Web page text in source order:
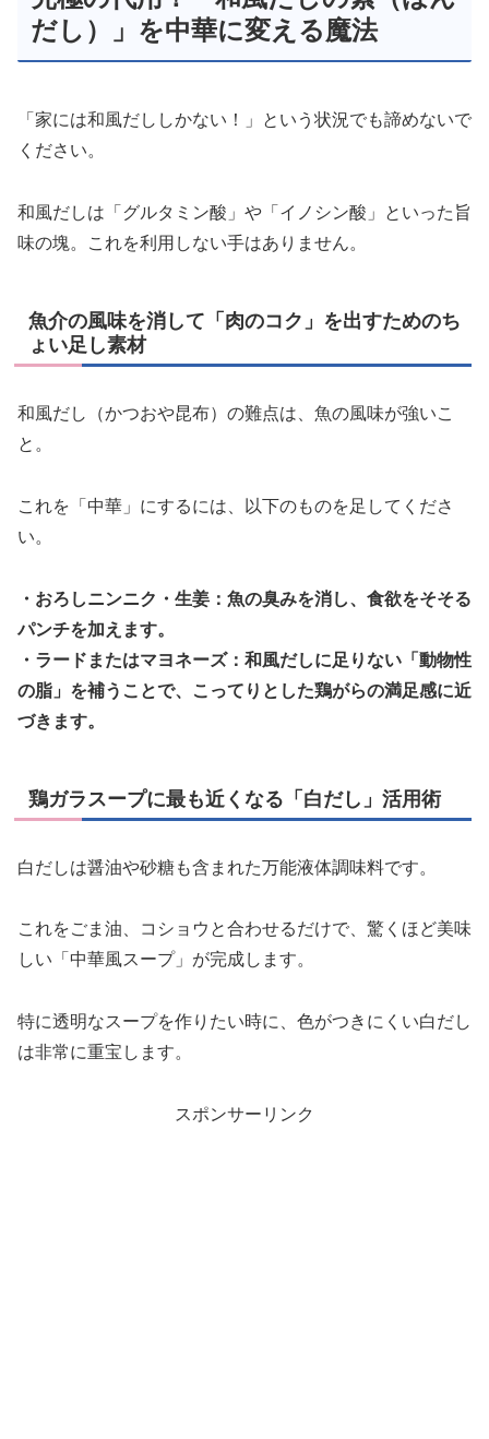
だし）」を中華に変える魔法
「家には和風だししかない！」という状況でも諦めないで
ください。
和風だしは「グルタミン酸」や「イノシン酸」といった旨
味の塊。これを利用しない手はありません。
魚介の風味を消して「肉のコク」を出すためのち
ょい足し素材
和風だし（かつおや昆布）の難点は、魚の風味が強いこ
と。
これを「中華」にするには、以下のものを足してくださ
い。
・おろしニンニク・生姜：魚の臭みを消し、食欲をそそる
パンチを加えます。
・ラードまたはマヨネーズ：和風だしに足りない「動物性
の脂」を補うことで、こってりとした鶏がらの満足感に近
づきます。
鶏ガラスープに最も近くなる「白だし」活用術
白だしは醤油や砂糖も含まれた万能液体調味料です。
これをごま油、コショウと合わせるだけで、驚くほど美味
しい「中華風スープ」が完成します。
特に透明なスープを作りたい時に、色がつきにくい白だし
は非常に重宝します。
スポンサーリンク